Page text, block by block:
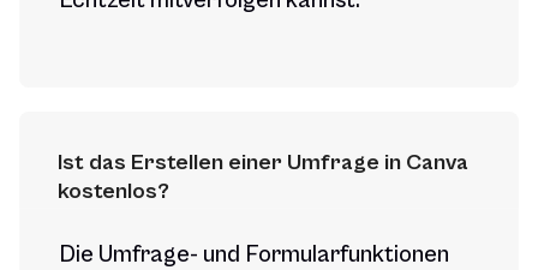
Ist das Erstellen einer Umfrage in Canva
kostenlos?
Die Umfrage- und Formularfunktionen